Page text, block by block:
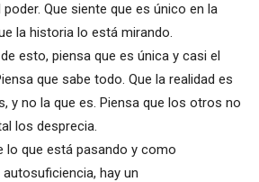
Que siente que es único en la
la historia lo está mirando.
esto, piensa que es única y casi el
que sabe todo. Que la realidad es
y no la que es. Piensa que los otros no
los desprecia.
lo que está pasando y como
hay un